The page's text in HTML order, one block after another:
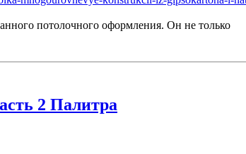
потолочного оформления. Он не только
2 Палитра